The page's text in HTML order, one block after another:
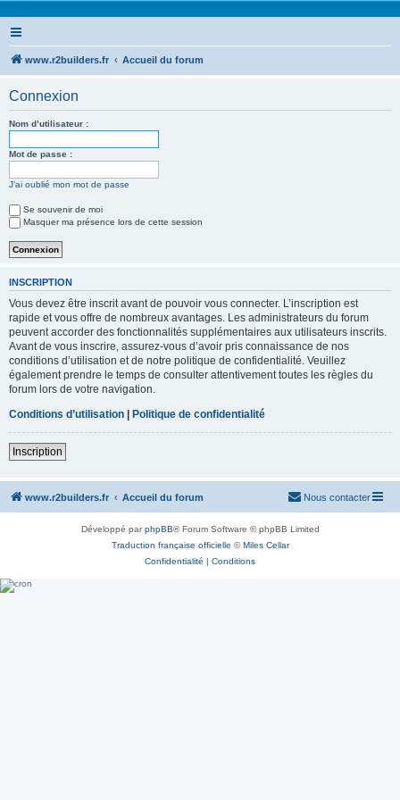
www.r2builders.fr Accueil du forum
Connexion
Nom d’utilisateur :
Mot de passe :
J’ai oublié mon mot de passe
Se souvenir de moi
Masquer ma présence lors de cette session
INSCRIPTION
Vous devez être inscrit avant de pouvoir vous connecter. L’inscription est
rapide et vous offre de nombreux avantages. Les administrateurs du forum
peuvent accorder des fonctionnalités supplémentaires aux utilisateurs inscrits.
Avant de vous inscrire, assurez-vous d’avoir pris connaissance de nos
conditions d’utilisation et de notre politique de confidentialité. Veuillez
également prendre le temps de consulter attentivement toutes les règles du
forum lors de votre navigation.
Conditions d’utilisation | Politique de confidentialité
Inscription
www.r2builders.fr Accueil du forum Nous contacter
Développé parphpBB® Forum Software © phpBB Limited
Traduction française officielle ©Miles Cellar
Confidentialité | Conditions